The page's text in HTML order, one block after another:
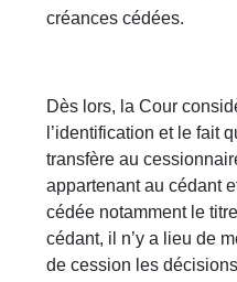
créances cédées.
Dès lors, la Cour
l’identification et le fait
transfère au
appartenant au cédant
cédée notamment le
cédant, il n’y a lieu de
de cession les